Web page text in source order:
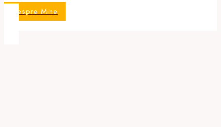
Despre Mine